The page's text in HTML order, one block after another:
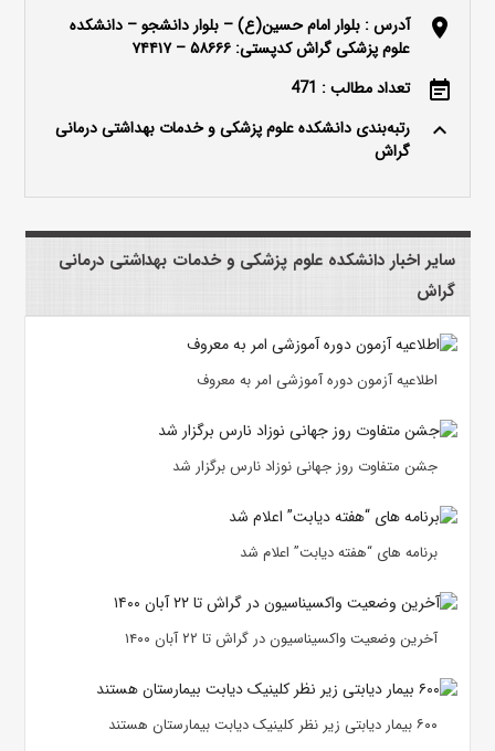
location_on
آدرس : بلوار امام حسین(ع) – بلوار دانشجو – دانشکده
علوم پزشکی گراش کدپستی: ۵۸۶۶۶ – ۷۴۴۱۷
event_note تعداد مطالب : 471
keyboard_arrow_up
رتبه‌بندی دانشکده علوم پزشکی و خدمات بهداشتی درمانی
گراش
سایر اخبار دانشکده علوم پزشکی و خدمات بهداشتی درمانی
گراش
اطلاعیه آزمون دوره آموزشی امر به معروف
جشن متفاوت روز جهانی نوزاد نارس برگزار شد
برنامه های “هفته دیابت” اعلام شد
آخرین وضعیت واکسیناسیون در گراش تا ۲۲ آبان ۱۴۰۰
۶۰۰ بیمار دیابتی زیر نظر کلینیک دیابت بیمارستان هستند